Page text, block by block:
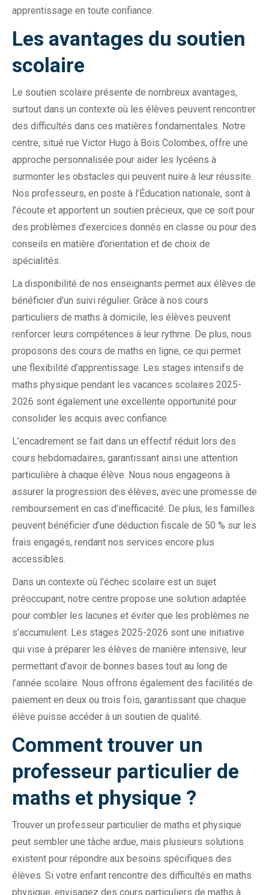
apprentissage en toute confiance.
Les avantages du soutien
scolaire
Le soutien scolaire présente de nombreux avantages,
surtout dans un contexte où les élèves peuvent rencontrer
des difficultés dans ces matières fondamentales. Notre
centre, situé rue Victor Hugo à Bois Colombes, offre une
approche personnalisée pour aider les lycéens à
surmonter les obstacles qui peuvent nuire à leur réussite.
Nos professeurs, en poste à l’Éducation nationale, sont à
l’écoute et apportent un soutien précieux, que ce soit pour
des problèmes d’exercices donnés en classe ou pour des
conseils en matière d’orientation et de choix de
spécialités.
La disponibilité de nos enseignants permet aux élèves de
bénéficier d’un suivi régulier. Grâce à nos cours
particuliers de maths à domicile, les élèves peuvent
renforcer leurs compétences à leur rythme. De plus, nous
proposons des cours de maths en ligne, ce qui permet
une flexibilité d’apprentissage. Les stages intensifs de
maths physique pendant les vacances scolaires 2025-
2026 sont également une excellente opportunité pour
consolider les acquis avec confiance.
L’encadrement se fait dans un effectif réduit lors des
cours hebdomadaires, garantissant ainsi une attention
particulière à chaque élève. Nous nous engageons à
assurer la progression des élèves, avec une promesse de
remboursement en cas d’inefficacité. De plus, les familles
peuvent bénéficier d’une déduction fiscale de 50 % sur les
frais engagés, rendant nos services encore plus
accessibles.
Dans un contexte où l’échec scolaire est un sujet
préoccupant, notre centre propose une solution adaptée
pour combler les lacunes et éviter que les problèmes ne
s’accumulent. Les stages 2025-2026 sont une initiative
qui vise à préparer les élèves de manière intensive, leur
permettant d’avoir de bonnes bases tout au long de
l’année scolaire. Nous offrons également des facilités de
paiement en deux ou trois fois, garantissant que chaque
élève puisse accéder à un soutien de qualité.
Comment trouver un
professeur particulier de
maths et physique ?
Trouver un professeur particulier de maths et physique
peut sembler une tâche ardue, mais plusieurs solutions
existent pour répondre aux besoins spécifiques des
élèves. Si votre enfant rencontre des difficultés en maths
physique, envisagez des cours particuliers de maths à